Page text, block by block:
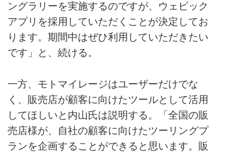
ングラリーを実施するのですが、ウェビック
アプリを採用していただくことが決定してお
ります。期間中はぜひ利用していただきたい
です」と、続ける。
一方、モトマイレージはユーザーだけでな
く、販売店が顧客に向けたツールとして活用
してほしいと内山氏は説明する。「全国の販
売店様が、自社の顧客に向けたツーリングプ
ランを企画することができると思います。販